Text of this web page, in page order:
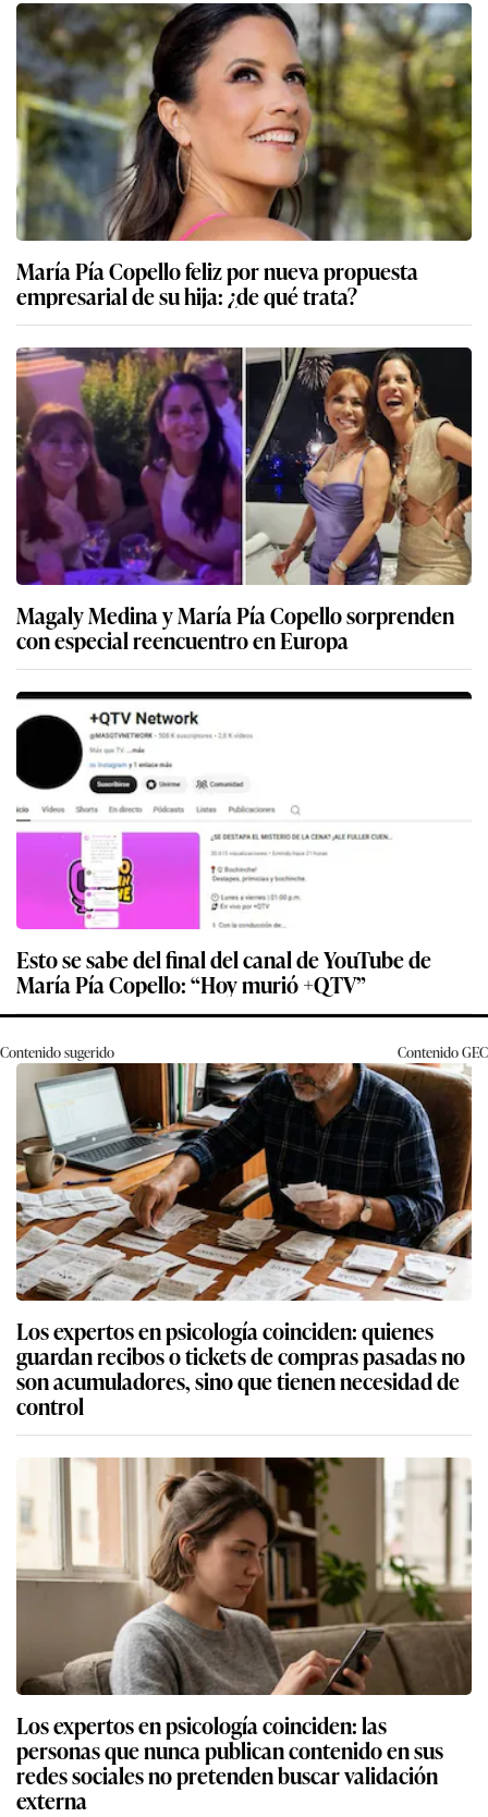
María Pía Copello feliz por nueva propuesta
empresarial de su hija: ¿de qué trata?
Magaly Medina y María Pía Copello sorprenden
con especial reencuentro en Europa
Esto se sabe del final del canal de YouTube de
María Pía Copello: “Hoy murió +QTV”
Contenido sugerido ContenidoGEC
Los expertos en psicología coinciden: quienes
guardan recibos o tickets de compras pasadas no
son acumuladores, sino que tienen necesidad de
control
Los expertos en psicología coinciden: las
personas que nunca publican contenido en sus
redes sociales no pretenden buscar validación
externa